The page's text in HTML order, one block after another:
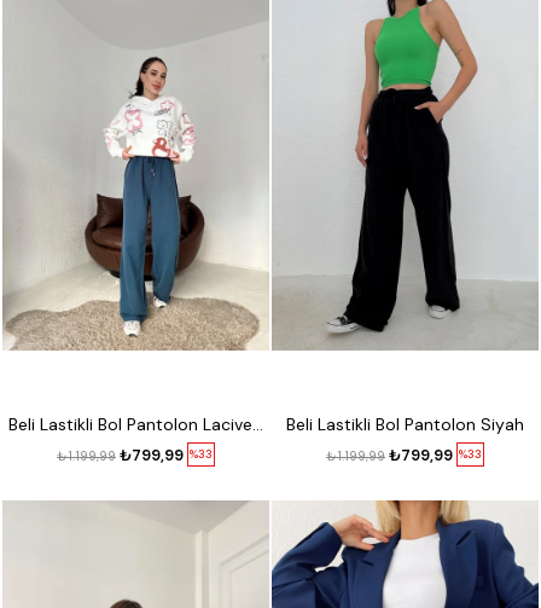
%33
₺799,99
₺1.199,99
Beli Lastikli Bol Pantolon Siyah
%33
₺799,99
₺1.199,99